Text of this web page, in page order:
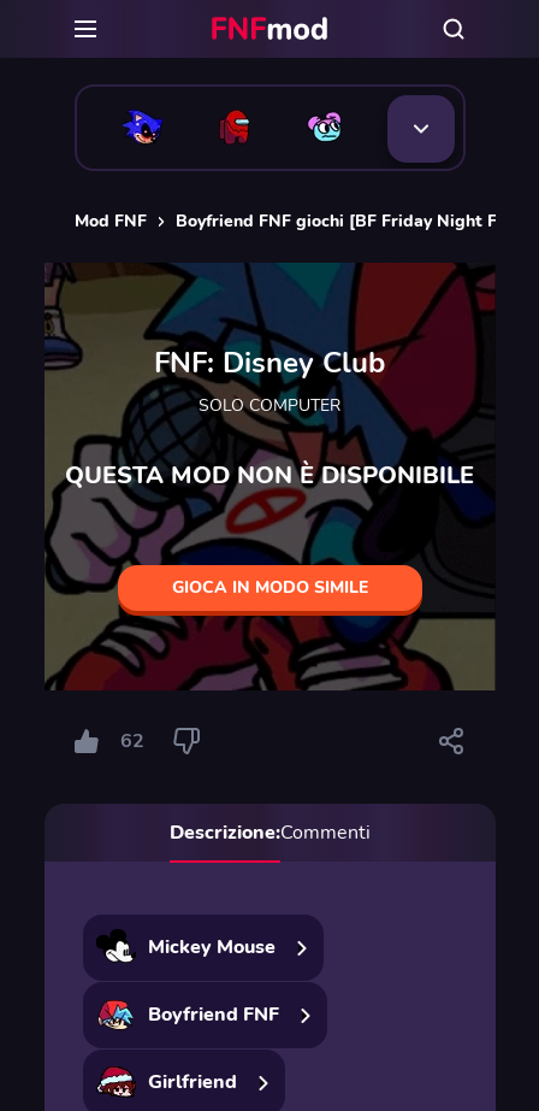
Mod FNF Boyfriend FNF giochi [BF Friday Night
FNF: Disney Club
SOLO COMPUTER
QUESTA MOD NON È DISPONIBILE
GIOCA IN MODO SIMILE
62
Descrizione:Commenti
Mickey Mouse
Boyfriend FNF
Girlfriend